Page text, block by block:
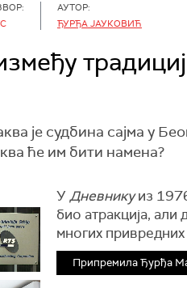
АУТОР:
ЂУРЂА ЈАУКОВИЋ
је судбина сајма у
ће им бити намена?
У Дневникуиз
био атракција,
многих привредних
Припремила Ђурђа